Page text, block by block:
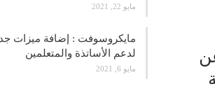
مايو 22, 2021
لدعم الأساتذة والمتعلمين
مايو 6, 2021